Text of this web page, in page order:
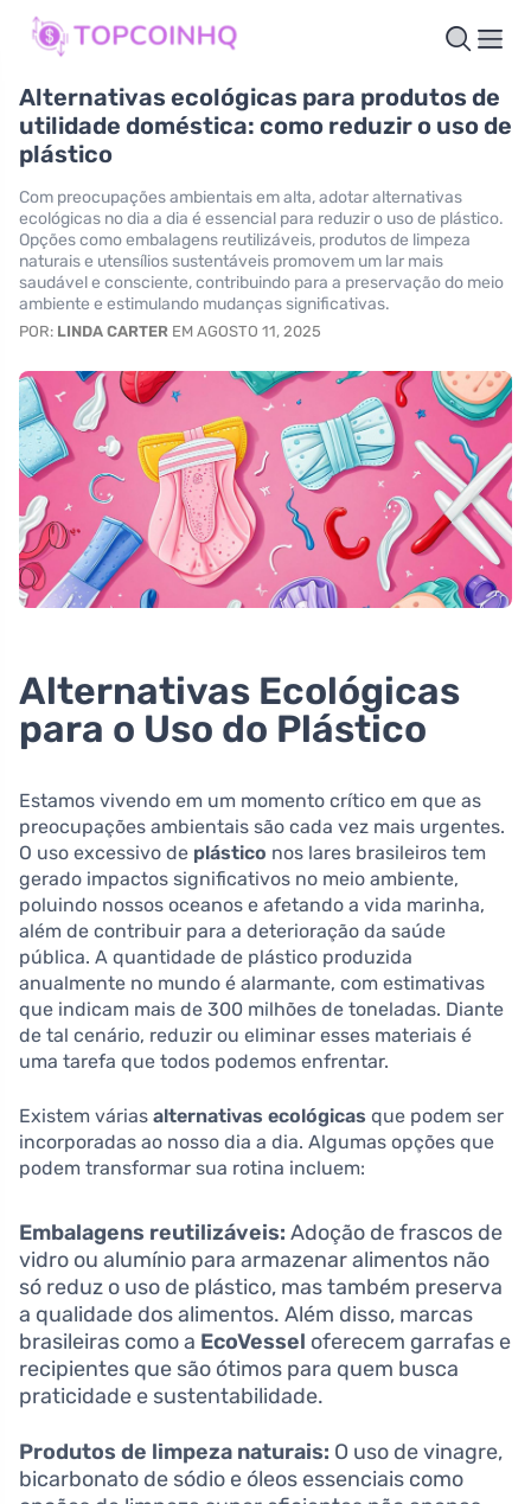
Alternativas ecológicas para produtos de
utilidade doméstica: como reduzir o uso de
plástico
Com preocupações ambientais em alta, adotar alternativas
ecológicas no dia a dia é essencial para reduzir o uso de plástico.
Opções como embalagens reutilizáveis, produtos de limpeza
naturais e utensílios sustentáveis promovem um lar mais
saudável e consciente, contribuindo para a preservação do meio
ambiente e estimulando mudanças significativas.
POR: LINDA CARTER EM AGOSTO 11, 2025
Alternativas Ecológicas
para o Uso do Plástico
Estamos vivendo em um momento crítico em que as
preocupações ambientais são cada vez mais urgentes.
O uso excessivo de plástico nos lares brasileiros tem
gerado impactos significativos no meio ambiente,
poluindo nossos oceanos e afetando a vida marinha,
além de contribuir para a deterioração da saúde
pública. A quantidade de plástico produzida
anualmente no mundo é alarmante, com estimativas
que indicam mais de 300 milhões de toneladas. Diante
de tal cenário, reduzir ou eliminar esses materiais é
uma tarefa que todos podemos enfrentar.
Existem várias alternativas ecológicas que podem ser
incorporadas ao nosso dia a dia. Algumas opções que
podem transformar sua rotina incluem:
Embalagens reutilizáveis: Adoção de frascos de
vidro ou alumínio para armazenar alimentos não
só reduz o uso de plástico, mas também preserva
a qualidade dos alimentos. Além disso, marcas
brasileiras como a EcoVessel oferecem garrafas e
recipientes que são ótimos para quem busca
praticidade e sustentabilidade.
Produtos de limpeza naturais: O uso de vinagre,
bicarbonato de sódio e óleos essenciais como